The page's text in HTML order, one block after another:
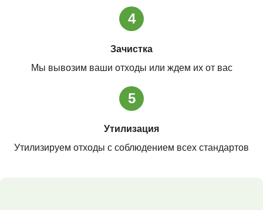
4
Зачистка
Мы вывозим ваши отходы или ждем их от вас
5
Утилизация
Утилизируем отходы с соблюдением всех стандартов